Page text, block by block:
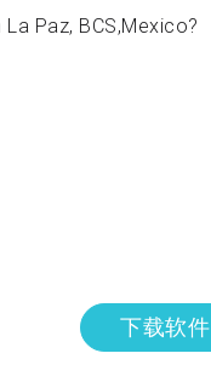
Paz, BCS,Mexico?
下载软件